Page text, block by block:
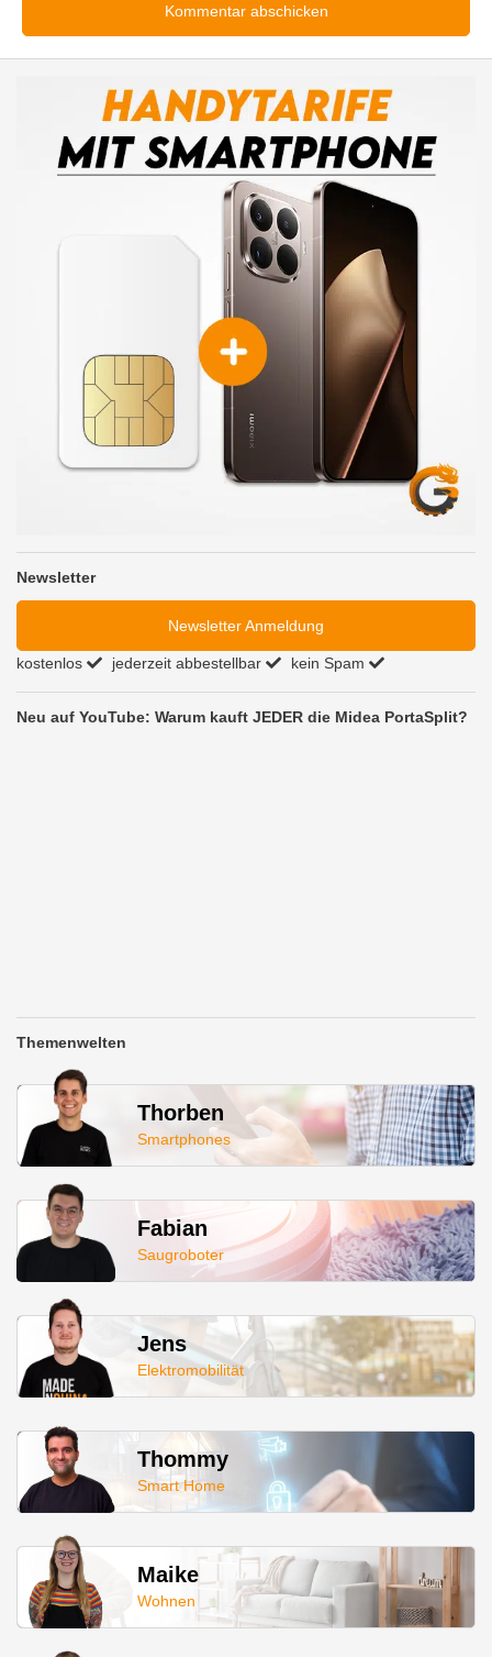
Newsletter
Newsletter Anmeldung
kostenlos jederzeit abbestellbar kein Spam
Neu auf YouTube: Warum kauft JEDER die Midea PortaSplit?
Themenwelten
Thorben
Smartphones
Fabian
Saugroboter
Jens
Elektromobilität
Thommy
Smart Home
Maike
Wohnen